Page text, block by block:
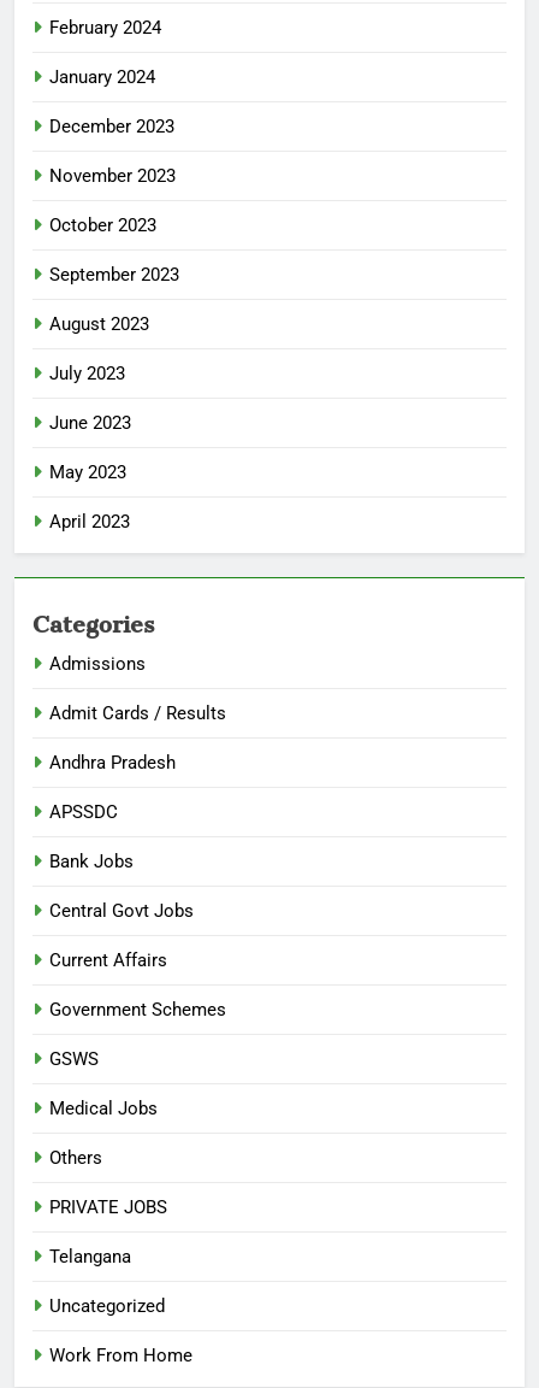
February 2024
January 2024
December 2023
November 2023
October 2023
September 2023
August 2023
July 2023
June 2023
May 2023
April 2023
Categories
Admissions
Admit Cards / Results
Andhra Pradesh
APSSDC
Bank Jobs
Central Govt Jobs
Current Affairs
Government Schemes
GSWS
Medical Jobs
Others
PRIVATE JOBS
Telangana
Uncategorized
Work From Home